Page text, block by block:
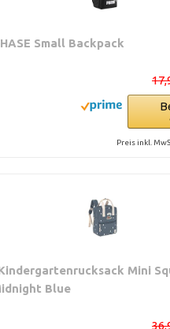
Small Backpack
Preis inkl.
Kindergartenrucksack Mini
Blue